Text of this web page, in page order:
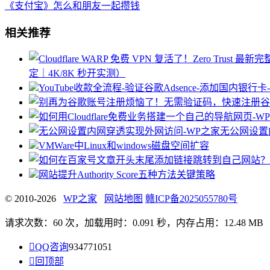
《支付宝》怎么和朋友一起攒钱
相关推荐
定｜4K/8K 秒开实测）
YouTube收款全流程-验证谷歌Adsence-添加国内银行
无公网设
VMWare中Linux和windows磁盘空间扩容
网站提升Authority Score五种方法关键策略
© 2010-2026 WP之家 网站地图 赣ICP备2025055780号
请求次数：60 次，加载用时：0.091 秒，内存占用：12.48 MB
QQ咨询934771051
 回顶部